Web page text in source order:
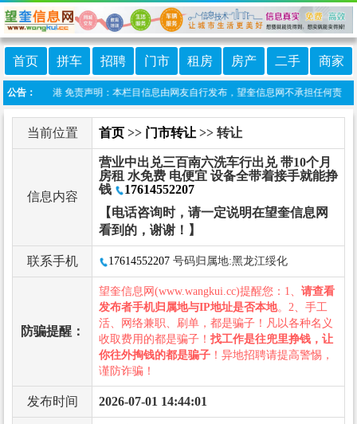
首页 拼车 招聘 门市 租房 房产 二手 商家
公告：
:望奎信息港 免责声明：本栏目信息由网友自行发布，望奎信息网不承担任何责任
当前位置 首页 >> 门市转让 >> 转让
信息内容
营业中出兑三百南六洗车行出兑 带10个月
房租 水免费 电便宜 设备全带着接手就能挣
钱
17614552207
【电话咨询时，请一定说明在望奎信息网
看到的，谢谢！】
联系手机 17614552207 号码归属地:黑龙江绥化
防骗提醒：
望奎信息网(www.wangkui.cc)提醒您：1、 请查看
发布者手机归属地与IP地址是否本地。2、手工
活、网络兼职、刷单，都是骗子！凡以各种名义
收取费用的都是骗子！ 找工作是往兜里挣钱，让
你往外掏钱的都是骗子 ！异地招聘请提高警惕，
谨防诈骗！
发布时间 2026-07-01 14:44:01